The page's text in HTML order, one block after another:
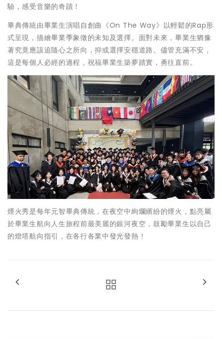
驗，感受音樂的奇蹟！
畢典傳統由畢業生演唱自創曲《On The Way》以輕鬆的Rap形
式呈現，描繪畢業季象徵的未知及選擇。面對未來，畢業生猶豫
著究竟應該追隨心之所向，抑或選擇安穩道路。儘管充滿不安，
這是每個人必經的過程，祝福畢業生築夢踏實，勇往直前。
煙火秀是每年元智畢典傳統，在夜空中絢爛繽紛的煙火，點亮屬
於畢業生航向人生旅程前最美麗的銀河夜空，鼓勵畢業生以自己
的燈塔航向指引，在各行各業中發光發熱！